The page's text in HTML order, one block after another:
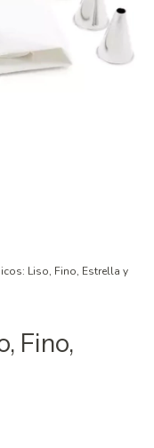
Liso, Fino, Estrella y
Fino,